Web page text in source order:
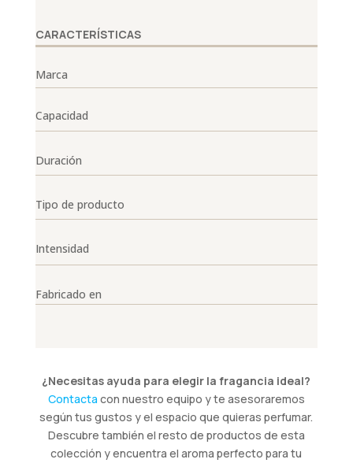
CARACTERÍSTICAS
Marca
Capacidad
Duración
Tipo de producto
Intensidad
Fabricado en
¿Necesitas ayuda para elegir la fragancia ideal?
Contacta con nuestro equipo y te asesoraremos
según tus gustos y el espacio que quieras perfumar.
Descubre también el resto de productos de esta
colección y encuentra el aroma perfecto para tu